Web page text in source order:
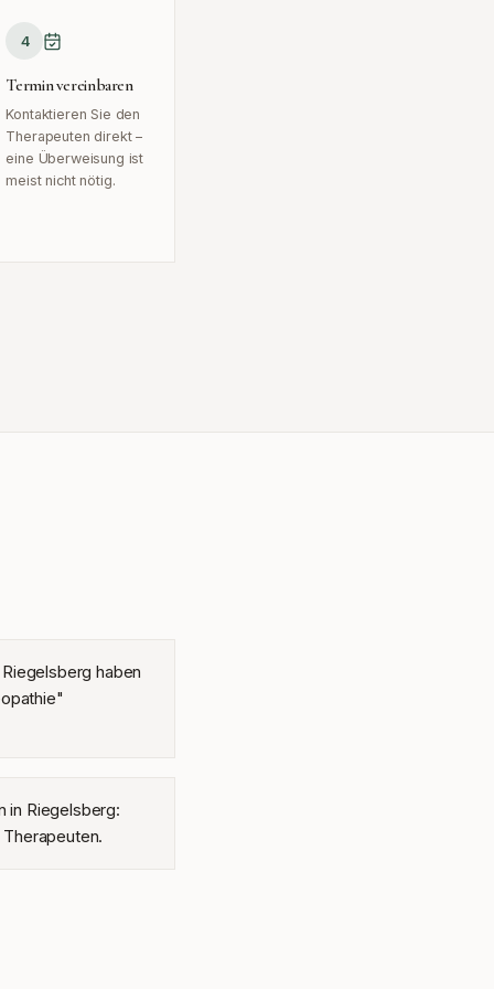
4
Termin vereinbaren
Kontaktieren Sie den
Therapeuten direkt –
eine Überweisung ist
meist nicht nötig.
haben
in Riegelsberg:
Therapeuten.